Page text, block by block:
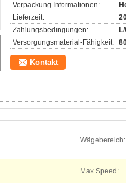
Verpackung Informationen:
Lieferzeit:
Zahlungsbedingungen:
Versorgungsmaterial-Fähigkeit:
Kontakt
Wägebereich:
Max Speed: